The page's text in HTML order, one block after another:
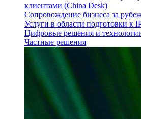
клиентами (China Desk)
Сопровождение бизнеса за
Услуги в области подготовки к
Цифровые решения и
Частные решения